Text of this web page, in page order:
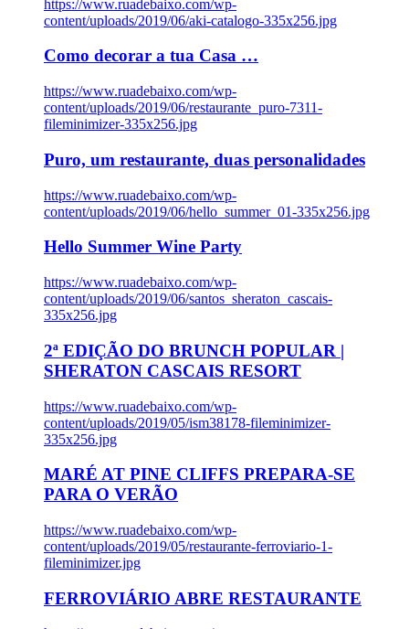
https://www.ruadebaixo.com/wp-
content/uploads/2019/06/aki-catalogo-335x256.jpg
Como decorar a tua Casa …
https://www.ruadebaixo.com/wp-
content/uploads/2019/06/restaurante_puro-7311-
fileminimizer-335x256.jpg
Puro, um restaurante, duas personalidades
https://www.ruadebaixo.com/wp-
content/uploads/2019/06/hello_summer_01-335x256.jpg
Hello Summer Wine Party
https://www.ruadebaixo.com/wp-
content/uploads/2019/06/santos_sheraton_cascais-
335x256.jpg
2ª EDIÇÃO DO BRUNCH POPULAR |
SHERATON CASCAIS RESORT
https://www.ruadebaixo.com/wp-
content/uploads/2019/05/ism38178-fileminimizer-
335x256.jpg
MARÉ AT PINE CLIFFS PREPARA-SE
PARA O VERÃO
https://www.ruadebaixo.com/wp-
content/uploads/2019/05/restaurante-ferroviario-1-
fileminimizer.jpg
FERROVIÁRIO ABRE RESTAURANTE